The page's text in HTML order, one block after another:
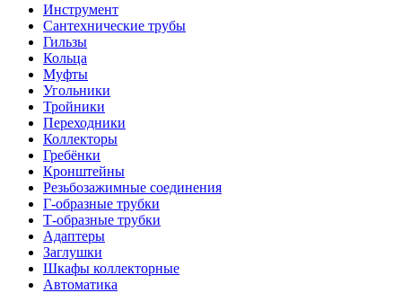
Инструмент
Сантехнические трубы
Гильзы
Кольца
Муфты
Угольники
Тройники
Переходники
Коллекторы
Гребёнки
Кронштейны
Резьбозажимные соединения
Г-образные трубки
Т-образные трубки
Адаптеры
Заглушки
Шкафы коллекторные
Автоматика